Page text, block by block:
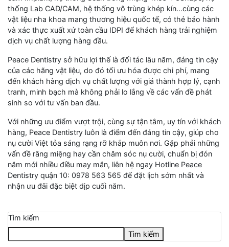
thống Lab CAD/CAM, hệ thống vô trùng khép kín…cùng các
vật liệu nha khoa mang thương hiệu quốc tế, có thẻ bảo hành
và xác thực xuất xứ toàn cầu IDPI để khách hàng trải nghiệm
dịch vụ chất lượng hàng đầu.
Peace Dentistry sở hữu lợi thế là đối tác lâu năm, đáng tin cậy
của các hãng vật liệu, do đó tối ưu hóa được chi phí, mang
đến khách hàng dịch vụ chất lượng với giá thành hợp lý, cạnh
tranh, minh bạch mà không phải lo lắng về các vấn đề phát
sinh so với tư vấn ban đầu.
Với những ưu điểm vượt trội, cùng sự tận tâm, uy tín với khách
hàng, Peace Dentistry luôn là điểm đến đáng tin cậy, giúp cho
nụ cười Việt tỏa sáng rạng rỡ khắp muôn nơi. Gặp phải những
vấn đề răng miệng hay cần chăm sóc nụ cười, chuẩn bị đón
năm mới nhiều điều may mắn, liên hệ ngay Hotline Peace
Dentistry quận 10: 0978 563 565 để đặt lịch sớm nhất và
nhận ưu đãi đặc biệt dịp cuối năm.
Tìm kiếm
Tìm kiếm